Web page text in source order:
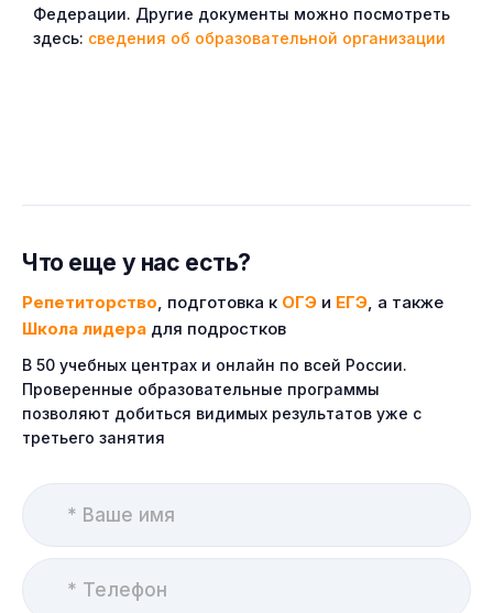
Федерации. Другие документы можно посмотреть
здесь: сведения об образовательной организации
Что еще у нас есть?
Репетиторство , подготовка к ОГЭ и ЕГЭ , а также
Школа лидера для подростков
В 50 учебных центрах и онлайн по всей России.
Проверенные образовательные программы
позволяют добиться видимых результатов уже с
третьего занятия